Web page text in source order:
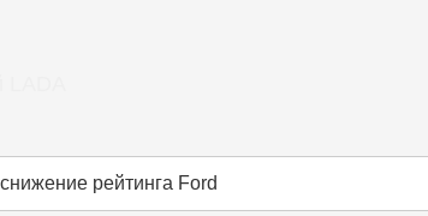
рейтинга Ford